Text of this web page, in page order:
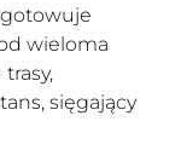
wieloma
sięgający